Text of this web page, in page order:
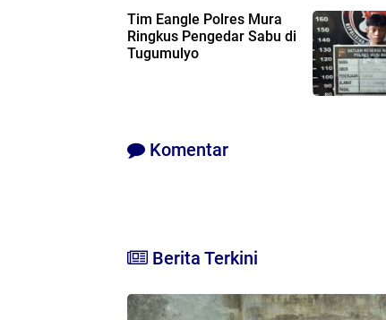
Tim Eangle Polres Mura
Ringkus Pengedar Sabu di
Tugumulyo
Komentar
Berita Terkini